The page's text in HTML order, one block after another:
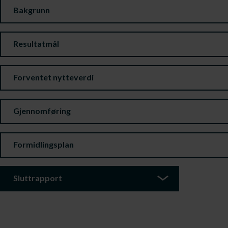
Bakgrunn
Resultatmål
Forventet nytteverdi
Gjennomføring
Formidlingsplan
Sluttrapport